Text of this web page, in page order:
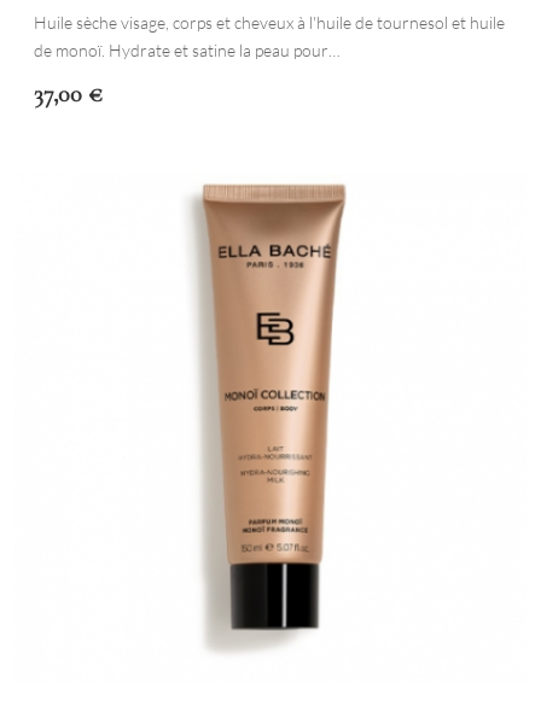
Huile sèche visage, corps et cheveux à l'huile de tournesol et huile
de monoï. Hydrate et satine la peau pour…
37,00 €